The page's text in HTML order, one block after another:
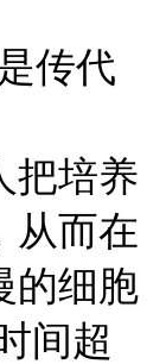
传代
把培养
从而在
的细胞
间超